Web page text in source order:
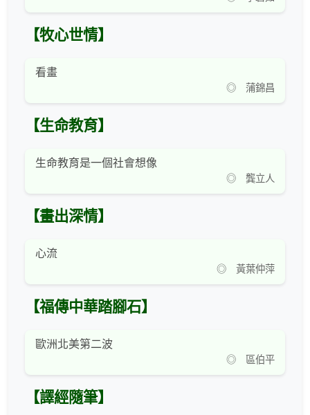
【牧心世情】
看畫
◎ 蒲錦昌
【生命教育】
生命教育是一個社會想像
◎ 龔立人
【畫出深情】
心流
◎ 黃葉仲萍
【福傳中華踏腳石】
歐洲北美第二波
◎ 區伯平
【譯經隨筆】